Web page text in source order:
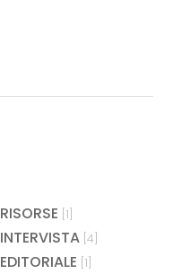
RISORSE [1]
INTERVISTA [4]
EDITORIALE [1]